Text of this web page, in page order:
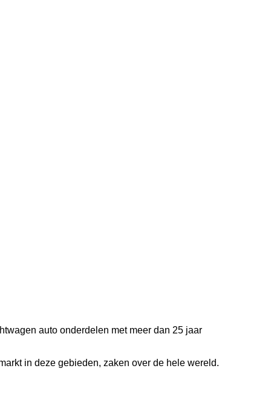
auto onderdelen met meer dan 25 jaar
in deze gebieden, zaken over de hele wereld.